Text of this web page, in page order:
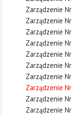
Zarządzenie
Zarządzenie
Zarządzenie
Zarządzenie
Zarządzenie
Zarządzenie
Zarządzenie
Zarządzenie
Zarządzenie
Zarządzenie